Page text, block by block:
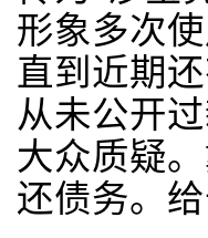
形象多次
直到近期
从未公开
大众质疑
还债务。